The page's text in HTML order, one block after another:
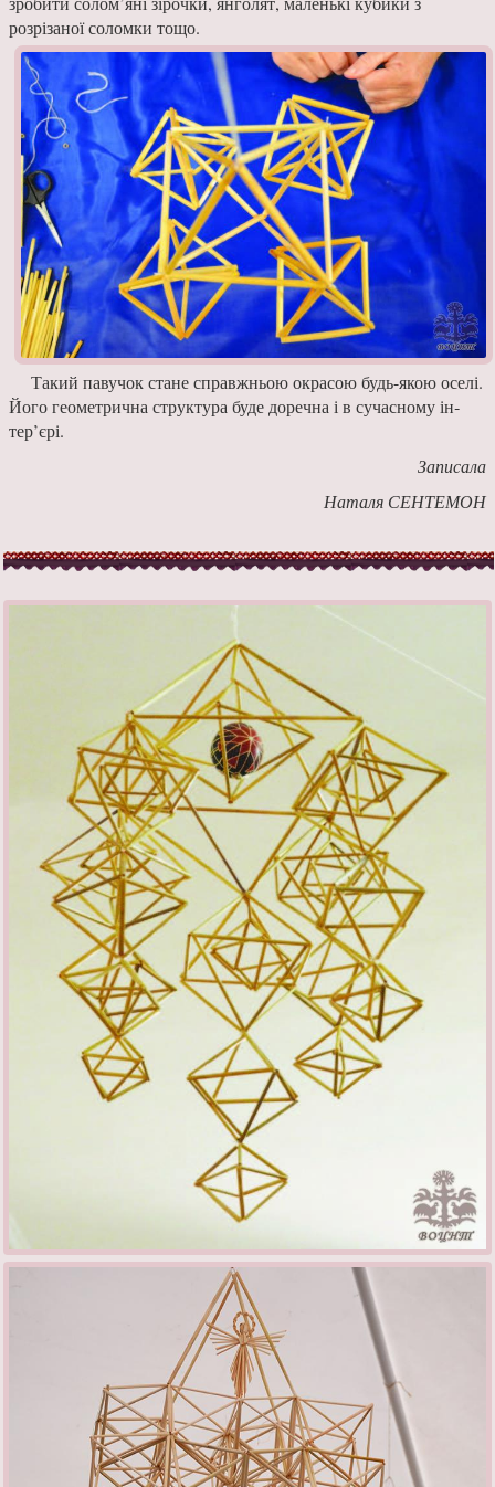
розрізаної соломки тощо.
Такий павучок ста­не справжньою окрасою будь-якою оселі.
Його ге­ометрична структура буде доречна і в сучасному ін­
тер’єрі.
Записала
Наталя СЕНТЕМОН